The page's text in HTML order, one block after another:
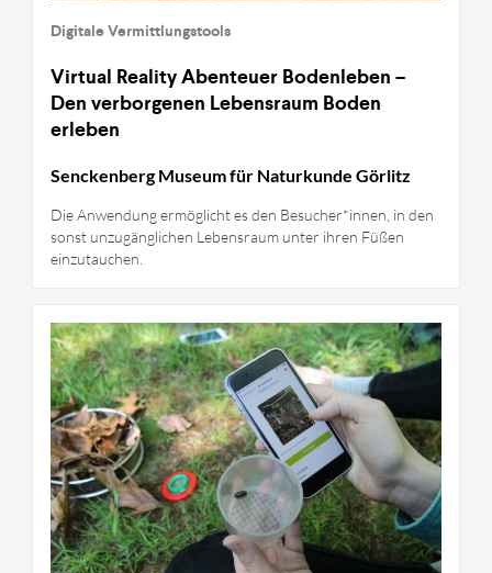
Digitale Vermittlungstools
Virtual Reality Abenteuer Bodenleben –
Den verborgenen Lebensraum Boden
erleben
Senckenberg Museum für Naturkunde Görlitz
Die Anwendung ermöglicht es den Besucher*innen, in den
sonst unzugänglichen Lebensraum unter ihren Füßen
einzutauchen.